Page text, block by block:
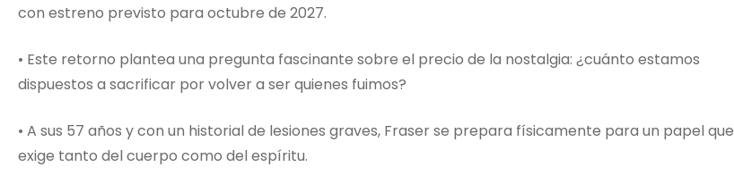
con estreno previsto para octubre de 2027.
• Este retorno plantea una pregunta fascinante sobre el precio de la nostalgia: ¿cuánto estamos
dispuestos a sacrificar por volver a ser quienes fuimos?
• A sus 57 años y con un historial de lesiones graves, Fraser se prepara físicamente para un papel que
exige tanto del cuerpo como del espíritu.